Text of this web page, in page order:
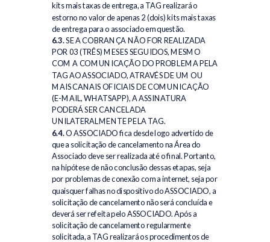
kits mais taxas de entrega, a TAG realizará o
estorno no valor de apenas 2 (dois) kits mais taxas
de entrega para o associado em questão.
6.3.SE A COBRANÇA NÃO FOR REALIZADA
POR 03 (TRÊS) MESES SEGUIDOS, MESMO
COM A COMUNICAÇÃO DO PROBLEMA PELA
TAG AO ASSOCIADO, ATRAVÉS DE UM OU
MAIS CANAIS OFICIAIS DE COMUNICAÇÃO
(E-MAIL, WHATSAPP), A ASSINATURA
PODERÁ SER CANCELADA
UNILATERALMENTE PELA TAG.
6.4. O ASSOCIADO fica desde logo advertido de
que a solicitação de cancelamento na Área do
Associado deve ser realizada até o final. Portanto,
na hipótese de não conclusão dessas etapas, seja
por problemas de conexão com a internet, seja por
quaisquer falhas no dispositivo do ASSOCIADO, a
solicitação de cancelamento não será concluída e
deverá ser refeita pelo ASSOCIADO. Após a
solicitação de cancelamento regularmente
solicitada, a TAG realizará os procedimentos de